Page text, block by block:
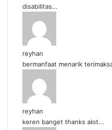
disabilitas...
reyhan
bermanfaat menarik
reyhan
keren banget thanks alot...